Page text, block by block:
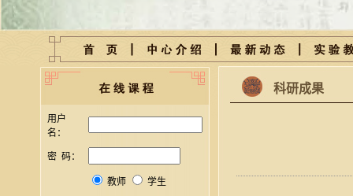
用户
名：
密 码：
教师 学生
科研成果